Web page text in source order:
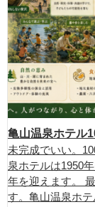
亀山温泉ホテル
未完成でいい。
泉ホテルは1950
年を迎えます。
す。亀山温泉ホ